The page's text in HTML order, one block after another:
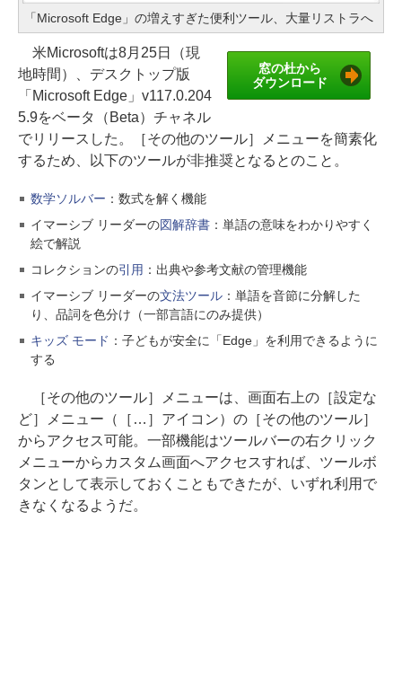
「Microsoft Edge」の増えすぎた便利ツール、大量リストラへ
窓の杜から
ダウンロード
米Microsoftは8月25日（現
地時間）、デスクトップ版
「Microsoft Edge」v117.0.204
5.9をベータ（Beta）チャネル
でリリースした。［その他のツール］メニューを簡素化
するため、以下のツールが非推奨となるとのこと。
数学ソルバー ：数式を解く機能
イマーシブ リーダーの図解辞書：単語の意味をわかりやすく
絵で解説
コレクションの引用 ：出典や参考文献の管理機能
イマーシブ リーダーの文法ツール：単語を音節に分解した
り、品詞を色分け（一部言語にのみ提供）
キッズ モード ：子どもが安全に「Edge」を利用できるように
する
［その他のツール］メニューは、画面右上の［設定な
ど］メニュー（［…］アイコン）の［その他のツール］
からアクセス可能。一部機能はツールバーの右クリック
メニューからカスタム画面へアクセスすれば、ツールボ
タンとして表示しておくこともできたが、いずれ利用で
きなくなるようだ。